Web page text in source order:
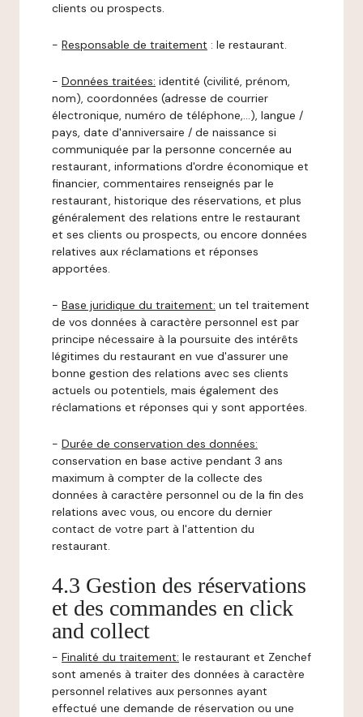
clients ou prospects.
- Responsable de traitement : le restaurant.
- Données traitées: identité (civilité, prénom,
nom), coordonnées (adresse de courrier
électronique, numéro de téléphone,…), langue /
pays, date d'anniversaire / de naissance si
communiquée par la personne concernée au
restaurant, informations d'ordre économique et
financier, commentaires renseignés par le
restaurant, historique des réservations, et plus
généralement des relations entre le restaurant
et ses clients ou prospects, ou encore données
relatives aux réclamations et réponses
apportées.
- Base juridique du traitement: un tel traitement
de vos données à caractère personnel est par
principe nécessaire à la poursuite des intérêts
légitimes du restaurant en vue d'assurer une
bonne gestion des relations avec ses clients
actuels ou potentiels, mais également des
réclamations et réponses qui y sont apportées.
- Durée de conservation des données:
conservation en base active pendant 3 ans
maximum à compter de la collecte des
données à caractère personnel ou de la fin des
relations avec vous, ou encore du dernier
contact de votre part à l'attention du
restaurant.
4.3 Gestion des réservations
et des commandes en click
and collect
- Finalité du traitement: le restaurant et Zenchef
sont amenés à traiter des données à caractère
personnel relatives aux personnes ayant
effectué une demande de réservation ou une